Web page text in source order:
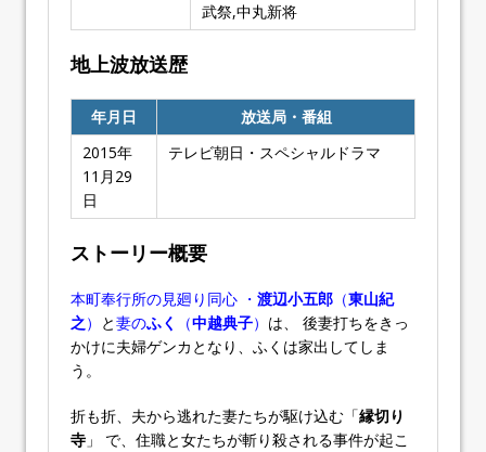
武祭,中丸新将
地上波放送歴
年月日
放送局・番組
2015年
11月29
日
テレビ朝日・スペシャルドラマ
ストーリー概要
本町奉行所の見廻り同心 ・ 渡辺小五郎 （東山紀
之） と妻のふく （中越典子） は、 後妻打ちをきっ
かけに夫婦ゲンカとなり、ふくは家出してしま
う。
折も折、夫から逃れた妻たちが駆け込む「縁切り
寺 」 で、住職と女たちが斬り殺される事件が起こ